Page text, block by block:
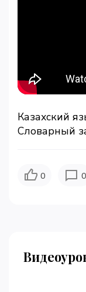
Казахский
Словарный
0 0